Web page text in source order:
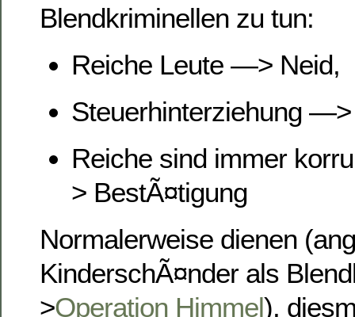
Blendkriminellen zu tun:
Reiche Leute —> Neid,
Steuerhinterziehung
Reiche sind immer
> BestÃ¤tigung
Normalerweise dienen
KinderschÃ¤nder als
>Operation Himmel),